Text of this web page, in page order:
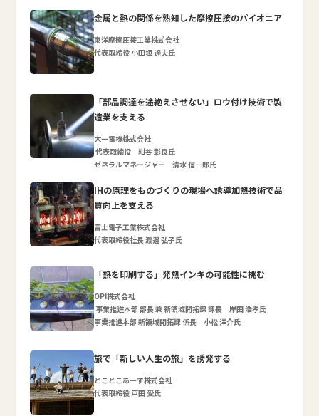
金属と熱の関係を熟知した摩擦圧接のパイオニア
東洋摩擦圧接工業株式会社
代表取締役 小田垣 達夫氏
「部品調達を途絶えさせない」ロウ付け技術で製
造業を支える
大一電機株式会社
代表取締役 紺谷 彰良氏
ゼネラルマネージャー 清水 信一郎氏
IHの原理をものづくりの現場へ誘導加熱技術で品
質向上を支える
富士電子工業株式会社
代表取締役社長 渡邊 弘子氏
「熱を印刷する」発熱インキの可能性に挑む
OPI株式会社
事業推進本部 部長 兼 新領域開拓課 課長 岸田 浩孝氏
事業推進本部 新領域開拓課 係長 小松 洋介氏
旅で「新しい人生の旅」を誘発する
とことこあーす株式会社
代表取締役 戸田 愛氏